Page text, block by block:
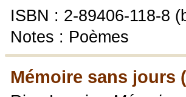
ISBN : 2-89406-118-8
Notes : Poèmes
Mémoire sans jours